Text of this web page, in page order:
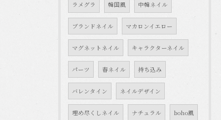
ラメグラ 韓国風 中韓ネイル
ブランドネイル マカロンイエロー
マグネットネイル キャラクターネイル
パーツ 春ネイル 持ち込み
バレンタイン ネイルデザイン
埋め尽くしネイル ナチュラル boho風